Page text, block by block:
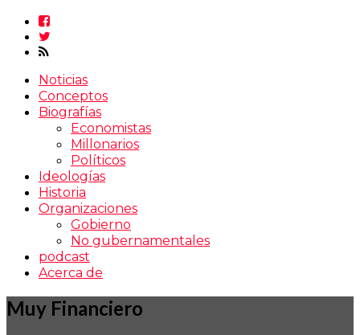
Noticias
Conceptos
Biografías
Economistas
Millonarios
Políticos
Ideologías
Historia
Organizaciones
Gobierno
No gubernamentales
podcast
Acerca de
Muy Financiero